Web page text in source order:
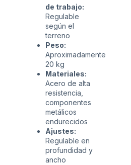
de trabajo:
Regulable
según el
terreno
Peso:
Aproximadamente
20 kg
Materiales:
Acero de alta
resistencia,
componentes
metálicos
endurecidos
Ajustes:
Regulable en
profundidad y
ancho